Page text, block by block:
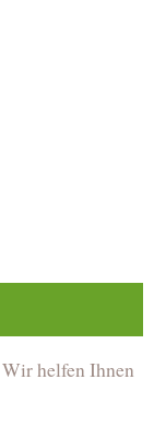
helfen Ihnen